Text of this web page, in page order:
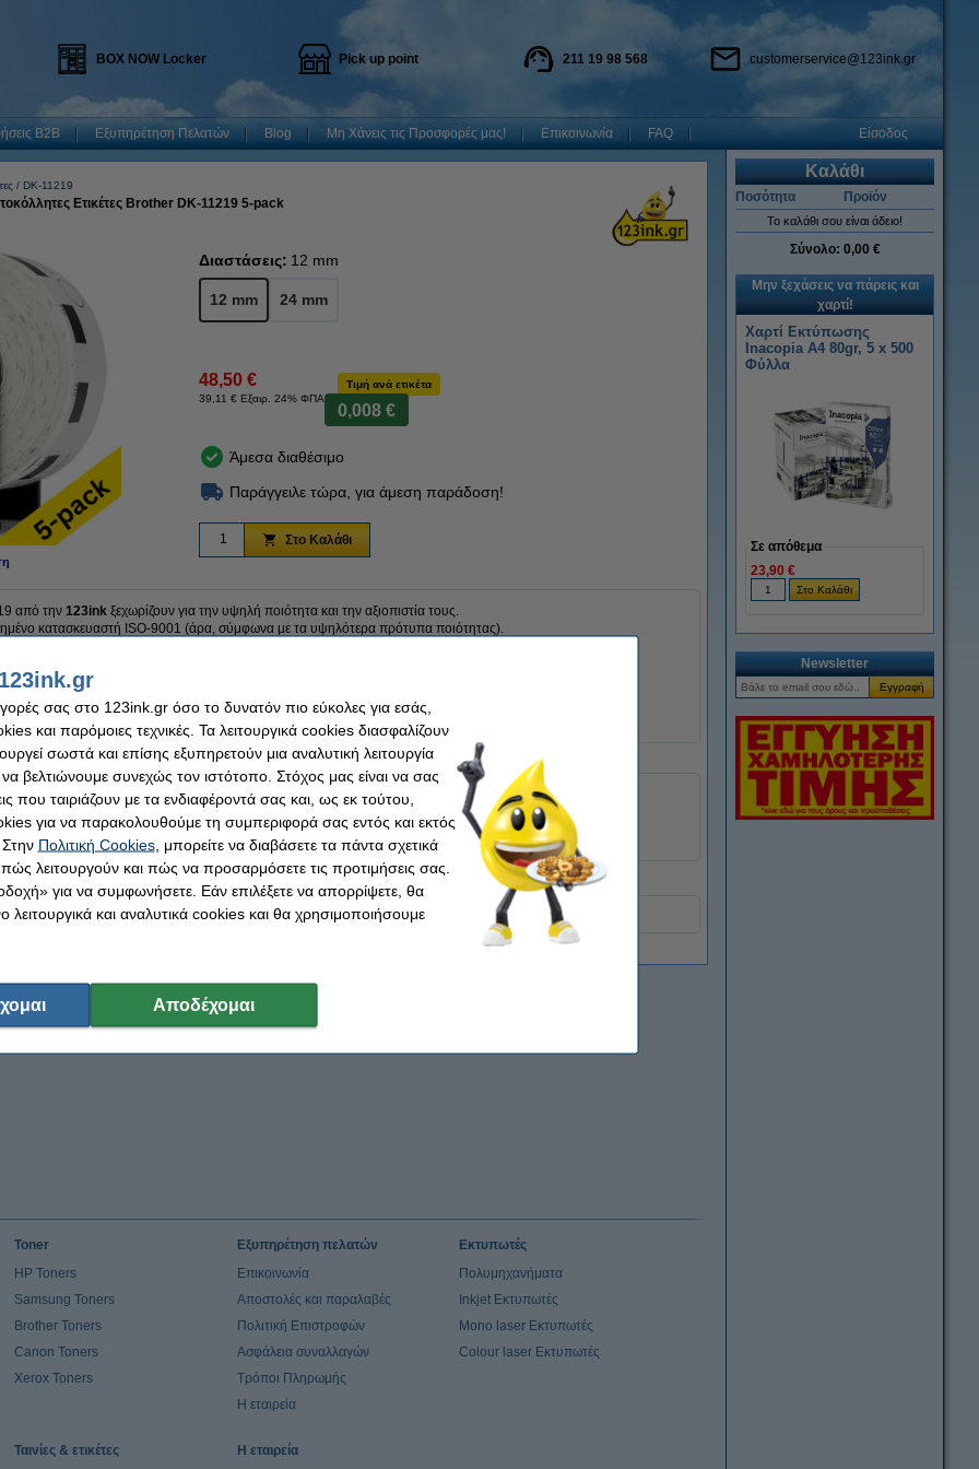
BOX NOW Locker Pick up point 211 19 98 568 customerservice@123ink.gr
B2B Εξυπηρέτηση Πελατών Blog Μη Χάνεις τις Προσφορές μας! Επικοινωνία FAQ Είσοδος
DK-11219
Ετικέτες Brother DK-11219 5-pack
Διαστάσεις: 12 mm
12 mm 24 mm
48,50 €
39,11 € Εξαιρ. 24% ΦΠΑ
Τιμή ανά ετικέτα
0,008 €
Άμεσα διαθέσιμο
Παράγγειλε τώρα, για άμεση παράδοση!
Στο Καλάθι
από την 123ink ξεχωρίζουν για την υψηλή ποιότητα και την αξιοπιστία τους.
κατασκευαστή ISO-9001 (άρα, σύμφωνα με τα υψηλότερα πρότυπα ποιότητας).
από 100% εγγύηση!
1.200 labels
ετικέτες Κωδικός πρ.:
650670
Κωδικός:
DK-11219
12 x 12 mm
αντί για το original!
Καλάθι
Ποσότητα Προϊόν
Το καλάθι σου είναι άδειο!
Σύνολο: 0,00 €
Μην ξεχάσεις να πάρεις και
χαρτί!
Χαρτί Εκτύπωσης
Inacopia Α4 80gr, 5 x 500
Φύλλα
Σε απόθεμα
23,90 €
Newsletter
Toner
HP Toners
Samsung Toners
Brother Toners
Canon Toners
Xerox Toners
Εξυπηρέτηση πελατών
Επικοινωνία
Αποστολές και παραλαβές
Πολιτική Επιστροφών
Ασφάλεια συναλλαγών
Τρόποι Πληρωμής
Η εταιρεία
Εκτυπωτές
Πολυμηχανήματα
Inkjet Εκτυπωτές
Mono laser Εκτυπωτές
Colour laser Εκτυπωτές
Ταινίες & ετικέτες Η εταιρεία
σας στο 123ink.gr όσο το δυνατόν πιο εύκολες για εσάς,
και παρόμοιες τεχνικές. Τα λειτουργικά cookies διασφαλίζουν
σωστά και επίσης εξυπηρετούν μια αναλυτική λειτουργία
βελτιώνουμε συνεχώς τον ιστότοπο. Στόχος μας είναι να σας
που ταιριάζουν με τα ενδιαφέροντά σας και, ως εκ τούτου,
για να παρακολουθούμε τη συμπεριφορά σας εντός και εκτός
Πολιτική Cookies, μπορείτε να διαβάσετε τα πάντα σχετικά
λειτουργούν και πώς να προσαρμόσετε τις προτιμήσεις σας.
για να συμφωνήσετε. Εάν επιλέξετε να απορρίψετε, θα
και αναλυτικά cookies και θα χρησιμοποιήσουμε
Αποδέχομαι